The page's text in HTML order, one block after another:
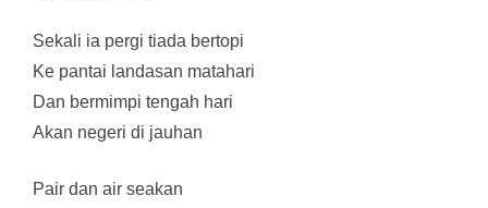
Sekali ia pergi tiada bertopi
Ke pantai landasan matahari
Dan bermimpi tengah hari
Akan negeri di jauhan
Pair dan air seakan